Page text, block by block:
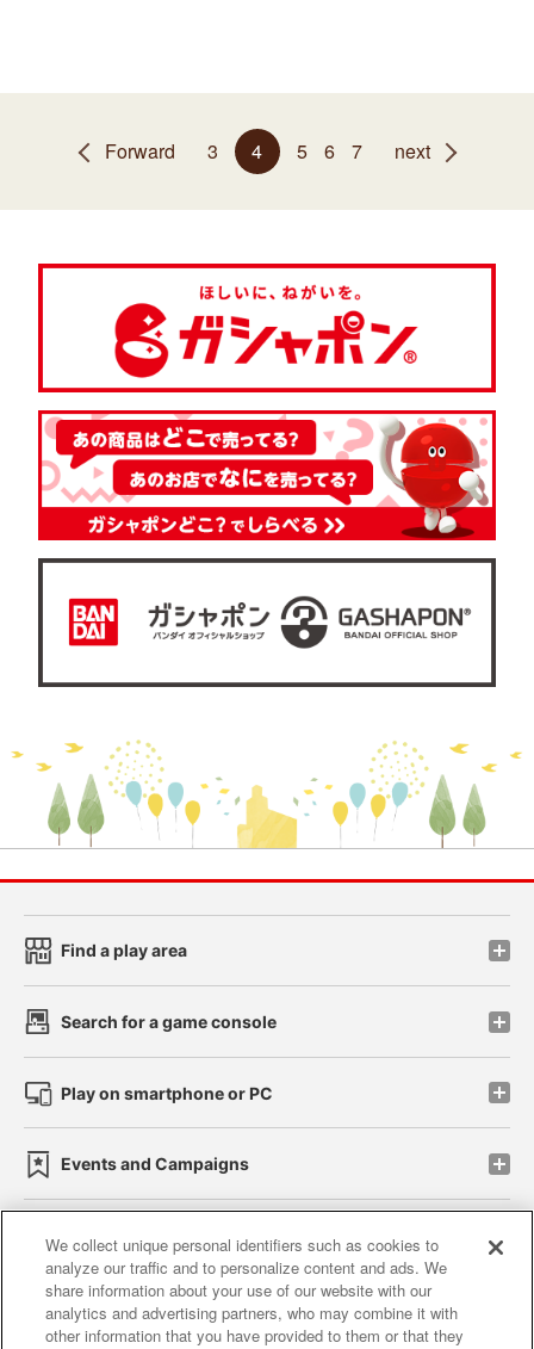
Forward 3 4 5 6 7 next
Find a play area
Search for a game console
Play on smartphone or PC
Events and Campaigns
Affiliate Sustainability site policy privacy policy
Web accessibility policy and verification results
We collect unique personal identifiers such as cookies to
analyze our traffic and to personalize content and ads. We
share information about your use of our website with our
analytics and advertising partners, who may combine it with
other information that you have provided to them or that they